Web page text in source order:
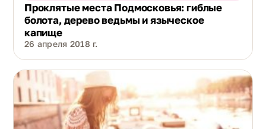
Проклятые места Подмосковья: гиблые
болота, дерево ведьмы и языческое
капище
26 апреля 2018 г.